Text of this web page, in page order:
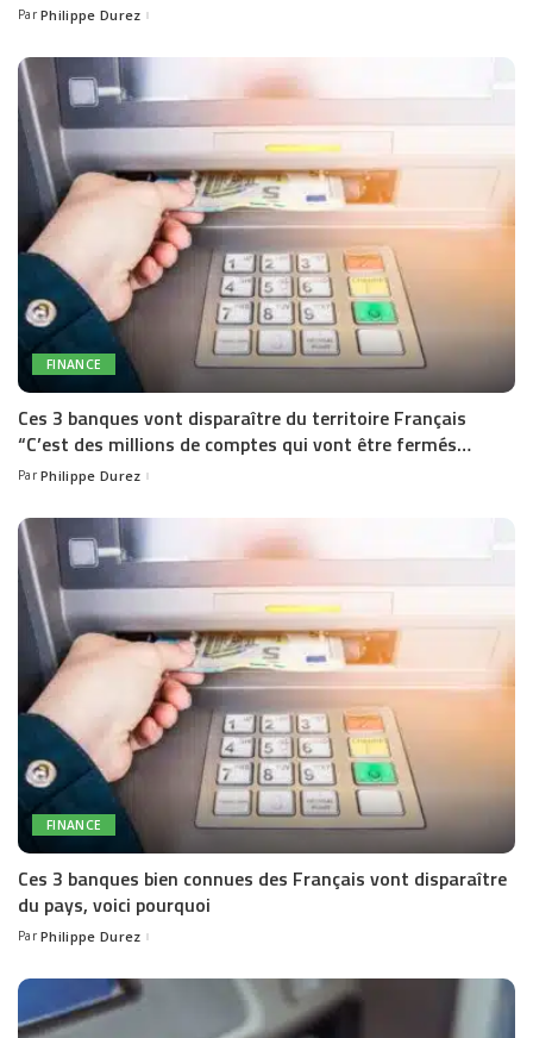
Posted
Par Philippe Durez
FINANCE
Ces 3 banques vont disparaître du territoire Français
“C’est des millions de comptes qui vont être fermés…
Posted
Par Philippe Durez
FINANCE
Ces 3 banques bien connues des Français vont disparaître
du pays, voici pourquoi
Posted
Par Philippe Durez